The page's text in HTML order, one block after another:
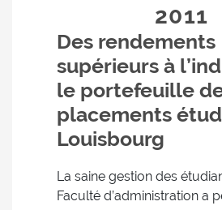
2011
Des rendements
supérieurs à
le portefeuille
placements
Louisbourg
La saine gestion des
Faculté d’administration a